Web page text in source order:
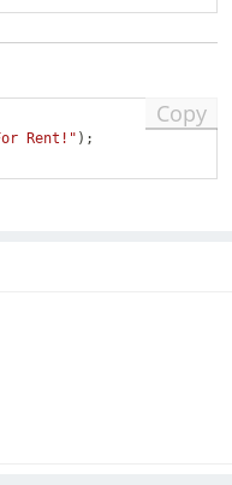
Rent!" ) ;
Copy